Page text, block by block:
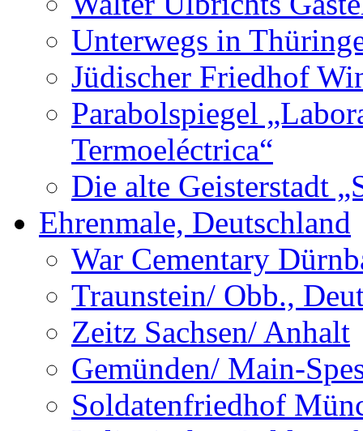
Unterwegs in
Jüdischer Friedhof
Parabolspiegel
Termoeléctrica“
Die alte Geisterstadt
Ehrenmale, Deutschland
War Cementary
Traunstein/ Obb.,
Zeitz Sachsen/ Anhalt
Gemünden/ Main-
Soldatenfriedhof